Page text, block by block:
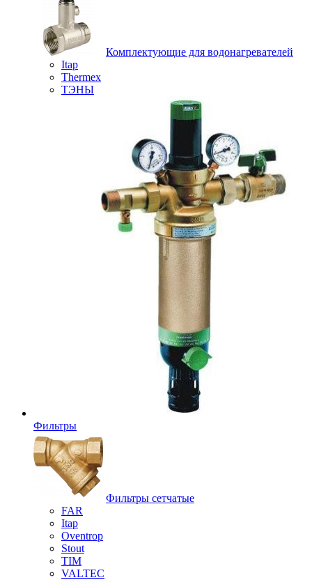
Комплектующие для водонагревателей
Itap
Thermex
ТЭНЫ
Фильтры
Фильтры сетчатые
FAR
Itap
Oventrop
Stout
TIM
VALTEC